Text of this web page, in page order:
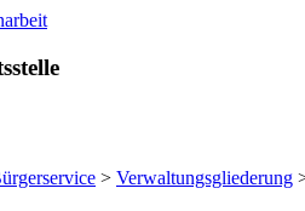
> Verwaltungsgliederung